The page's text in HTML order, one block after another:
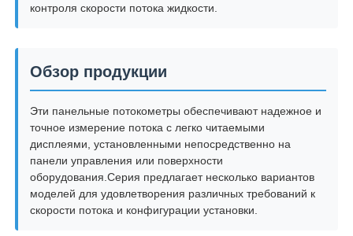
контроля скорости потока жидкости.
Обзор продукции
Эти панельные потокометры обеспечивают надежное и
точное измерение потока с легко читаемыми
дисплеями, установленными непосредственно на
панели управления или поверхности
оборудования.Серия предлагает несколько вариантов
моделей для удовлетворения различных требований к
скорости потока и конфигурации установки.